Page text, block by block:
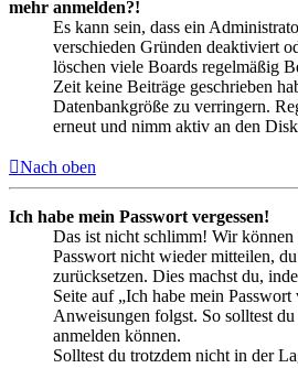
mehr anmelden?!
Es kann sein, dass ein
verschieden Gründen deaktiviert
löschen viele Boards regelmäßig
Zeit keine Beiträge geschrieben
Datenbankgröße zu verringern.
erneut und nimm aktiv an den
Nach oben
Ich habe mein Passwort vergessen!
Das ist nicht schlimm! Wir
Passwort nicht wieder mitteilen,
zurücksetzen. Dies machst du,
Seite auf „Ich habe mein
Anweisungen folgst. So solltest
anmelden können.
Solltest du trotzdem nicht in der